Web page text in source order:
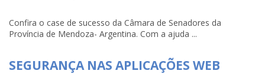
Confira o case de sucesso da Câmara de Senadores da
Província de Mendoza- Argentina. Com a ajuda ...
SEGURANÇA NAS APLICAÇÕES WEB